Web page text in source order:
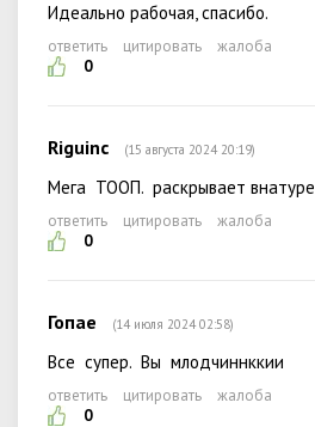
Идеально рабочая, спасибо.
ответить цитировать
жалоба
0
Riguinc (15 августа 2024 20:19)
Мега ТООП. раскрывает внатуре
ответить цитировать
жалоба
0
Гопае (14 июля 2024 02:58)
Все супер. Вы млодчиннккии
ответить цитировать
жалоба
0